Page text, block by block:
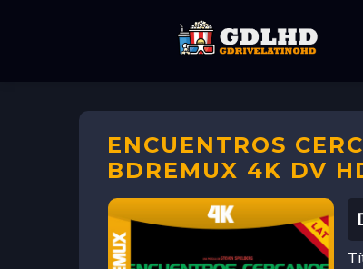
ENCUENTROS
BDREMUX 4K DV